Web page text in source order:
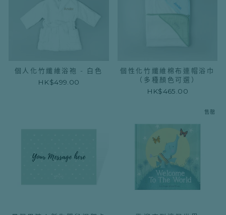
個人化竹纖維浴袍 - 白色
HK$499.00
個性化竹纖維棉布連帽浴巾
（多種顏色可選）
HK$465.00
售罄